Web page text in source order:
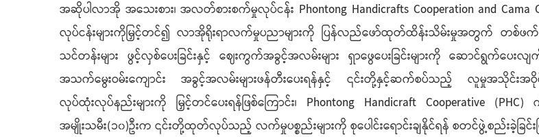
အဆိုပါလာအို အသေးစား၊ အလတ်စားစက်မှုလုပ်ငန်း Phontong Handicrafts Cooperation and
လုပ်ငန်းများကိုမြှင့်တင်၍ လာအိုရိုးရာလက်မှုပညာများကို ပြန်လည်ဖော်ထုတ်ထိန်းသိမ်းမှုအတွက် တစ်
သင်တန်းများ ဖွင့်လှစ်ပေးခြင်းနှင့် ဈေးကွက်အခွင့်အလမ်းများ ရှာဖွေပေးခြင်းများကို ဆောင်ရွက်ပ
အသက်မွေးဝမ်းကျောင်း အခွင့်အလမ်းများဖန်တီးပေးရန်နှင့် ၎င်းတို့နှင့်ဆက်စပ်သည့် လူမှုအသိုင်းအ
လုပ်ထုံးလုပ်နည်းများကို မြှင့်တင်ပေးရန်ဖြစ်ကြောင်း၊ Phontong Handicraft Cooperative
အမျိုးသမီး(၁၀)ဦးက ၎င်းတို့ထုတ်လုပ်သည့် လက်မှုပစ္စည်းများကို စုပေါင်းရောင်းချနိုင်ရန် စတင်ဖွဲ့စည်းခဲ့ခြင်